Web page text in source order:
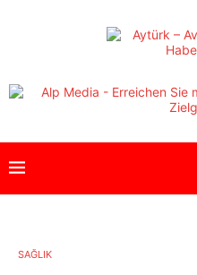
SAĞLIK